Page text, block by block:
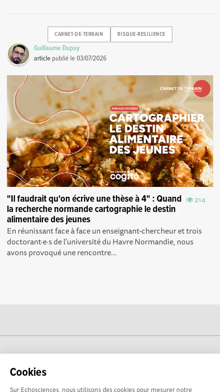
Cookies
Sur Echosciences, nous utilisons des cookies pour mesurer notre
CARNET-DE-TERRAIN RISQUE-RESILIENCE
Guillaume Dupuy
article publié le03/07/2026
214
"Il faudrait qu'on écrive une thèse à 4" : Quand
la recherche normande cartographie le destin
alimentaire des jeunes
En réunissant face à face un enseignant-chercheur et trois
doctorant·e·s de l'université du Havre Normandie, nous
avons provoqué une rencontre...
cogito-normandie.fr est propulsé par